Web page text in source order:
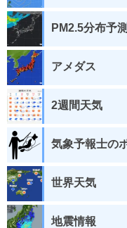
PM2.5分布予測
アメダス
2週間天気
気象予報士の
世界天気
地震情報